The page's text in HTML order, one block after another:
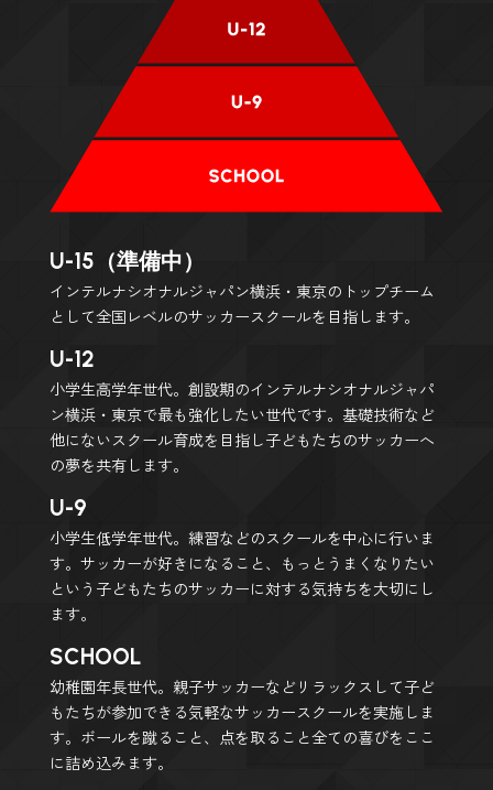
U-15（準備中）
インテルナシオナルジャパン横浜・東京のトップチーム
として全国レベルのサッカースクールを目指します。
U-12
小学生高学年世代。創設期のインテルナシオナルジャパ
ン横浜・東京で最も強化したい世代です。基礎技術など
他にないスクール育成を目指し子どもたちのサッカーへ
の夢を共有します。
U-9
小学生低学年世代。練習などのスクールを中心に行いま
す。サッカーが好きになること、もっとうまくなりたい
という子どもたちのサッカーに対する気持ちを大切にし
ます。
SCHOOL
幼稚園年長世代。親子サッカーなどリラックスして子ど
もたちが参加できる気軽なサッカースクールを実施しま
す。ボールを蹴ること、点を取ること全ての喜びをここ
に詰め込みます。